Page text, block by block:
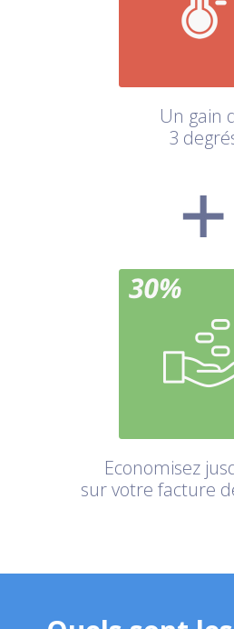
Un gain
3
Economisez
sur votre facture